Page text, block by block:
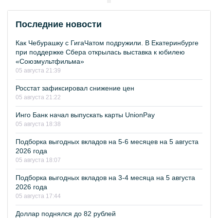
Последние новости
Как Чебурашку с ГигаЧатом подружили. В Екатеринбурге
при поддержке Сбера открылась выставка к юбилею
«Союзмультфильма»
05 августа 21:39
Росстат зафиксировал снижение цен
05 августа 21:22
Инго Банк начал выпускать карты UnionPay
05 августа 18:38
Подборка выгодных вкладов на 5-6 месяцев на 5 августа
2026 года
05 августа 18:07
Подборка выгодных вкладов на 3-4 месяца на 5 августа
2026 года
05 августа 17:44
Доллар поднялся до 82 рублей